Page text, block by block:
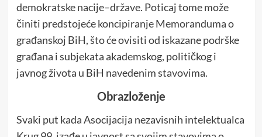
demokratske nacije–države. Poticaj tome može
činiti predstojeće koncipiranje Memoranduma o
građanskoj BiH, što će ovisiti od iskazane podrške
građana i subjekata akademskog, političkog i
javnog života u BiH navedenim stavovima.
Obrazloženje
Svaki put kada Asocijacija nezavisnih intelektualca